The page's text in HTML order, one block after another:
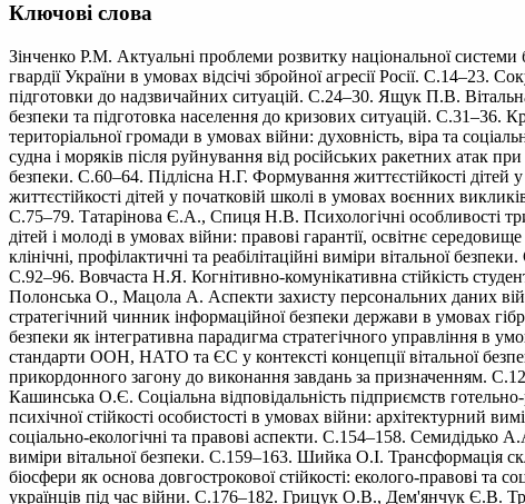
Ключові слова
Зінченко Р.М. Актуальні проблеми розвитку національної
гвардії України в умовах відсічі збройної агресії Росії.
підготовки до надзвичайних ситуацій. С.24–30. Ящук П.В.
безпеки та підготовка населення до кризових ситуацій. С.31–36.
територіальної громади в умовах війни: духовність, віра та
судна і моряків після руйнування від російських ракетних атак
безпеки. С.60–64. Підлісна Н.Г. Формування життєстійкості
життєстійкості дітей у початковій школі в умовах воєнних
С.75–79. Татарінова Є.А., Спиця Н.В. Психологічні особливості
дітей і молоді в умовах війни: правові гарантії, освітнє
клінічні, профілактичні та реабілітаційні виміри вітальної
С.92–96. Вовчаста Н.Я. Когнітивно-комунікативна стійкість
Полонська О., Мацола А. Аспекти захисту персональних даних
стратегічний чинник інформаційної безпеки держави в умовах
безпеки як інтегративна парадигма стратегічного управління
стандарти ООН, НАТО та ЄС у контексті концепції вітальної
прикордонного загону до виконання завдань за призначенням.
Кашинська О.Є. Соціальна відповідальність підприємств
психічної стійкості особистості в умовах війни: архітектурний
соціально-екологічні та правові аспекти. С.154–158. Семидідько
виміри вітальної безпеки. С.159–163. Шийка О.І. Трансформація
біосфери як основа довгострокової стійкості: еколого-правові
українців під час війни. С.176–182. Грицук О.В., Дем'янчук Є.В.